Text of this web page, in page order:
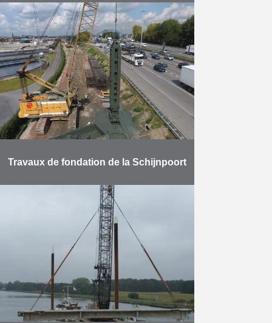
Des cavités creusées dans le sol
de l’Escaut oriental menaçaient la
stabilité de la digue de ce dernier.
Herbosch-Kiere s’est donc vu
confier la mission …
En savoir plus
Travaux de fondation de la Schijnpoort
Préparation de l’environnement
pour la construction de la liaison de
l’Oosterweel. Partout où le Ring
d’Anvers va être enterré, le sous-
sol doit être débarrassé de …
En savoir plus